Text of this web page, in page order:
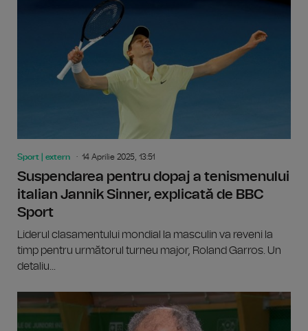
Sport | extern 14 Aprilie 2025, 13:51
Suspendarea pentru dopaj a tenismenului
italian Jannik Sinner, explicată de BBC
Sport
Liderul clasamentului mondial la masculin va reveni la
timp pentru următorul turneu major, Roland Garros. Un
detaliu...